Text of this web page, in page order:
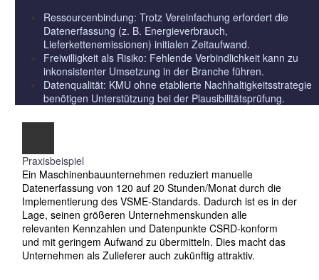
Ressourcenbindung: Trotz Vereinfachung erfordert die
Datenerfassung (z. B. Energieverbrauch,
Lieferkettenemissionen) initialen Zeitaufwand.
Freiwilligkeit als Risiko: Fehlende Verbindlichkeit kann zu
inkonsistenter Umsetzung in der Branche führen.
Datenqualität: KMU ohne etablierte Nachhaltigkeitsstrategie
benötigen Unterstützung bei der Plausibilitätsprüfung.
Praxisbeispiel
Ein Maschinenbauunternehmen reduziert manuelle
Datenerfassung von 120 auf 20 Stunden/Monat durch die
Implementierung des VSME-Standards. Dadurch ist es in der
Lage, seinen größeren Unternehmenskunden alle
relevanten Kennzahlen und Datenpunkte CSRD-konform
und mit geringem Aufwand zu übermitteln. Dies macht das
Unternehmen als Zulieferer auch zukünftig attraktiv.